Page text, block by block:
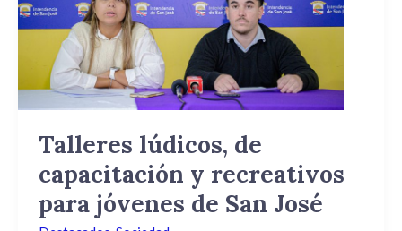
Talleres lúdicos, de
capacitación y recreativos
para jóvenes de San José
recreativos
para
jóvenes
de
José